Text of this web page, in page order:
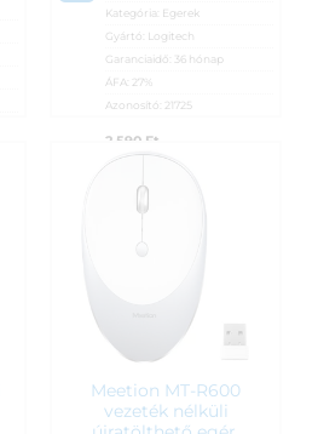
Kategória: Egerek
Gyártó: Logitech
Garanciaidő: 36 hónap
ÁFA: 27%
Azonosító: 21725
2 590 Ft
Meetion MT-R600
vezeték nélküli